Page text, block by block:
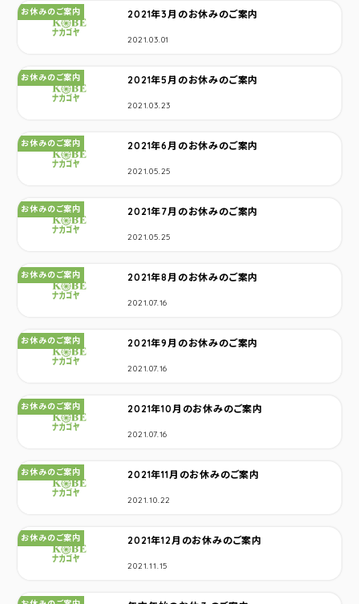
2021年3月のお休みのご案内
カテゴリ：
お休みのご案内
2021.03.01
2021年5月のお休みのご案内
カテゴリ：
お休みのご案内
2021.03.23
2021年6月のお休みのご案内
カテゴリ：
お休みのご案内
2021.05.25
2021年7月のお休みのご案内
カテゴリ：
お休みのご案内
2021.05.25
2021年8月のお休みのご案内
カテゴリ：
お休みのご案内
2021.07.16
2021年9月のお休みのご案内
カテゴリ：
お休みのご案内
2021.07.16
2021年10月のお休みのご案内
カテゴリ：
お休みのご案内
2021.07.16
2021年11月のお休みのご案内
カテゴリ：
お休みのご案内
2021.10.22
2021年12月のお休みのご案内
カテゴリ：
お休みのご案内
2021.11.15
カテゴリ：